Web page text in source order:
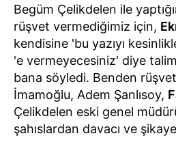
Begüm Çelikdelen ile
rüşvet vermediğimiz için,
kendisine 'bu yazıyı
'e vermeyecesiniz' diye
bana söyledi. Benden
İmamoğlu, Adem Şanlısoy,
Çelikdelen eski genel
şahıslardan davacı ve